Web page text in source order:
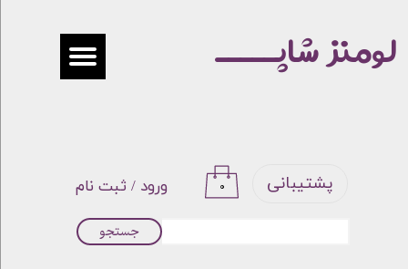
ورود / ثبت نام
حساب کاربری من
خروج از حساب کاربری
۰ پشتیبانی
جستجو
لومنز شاپـــــ